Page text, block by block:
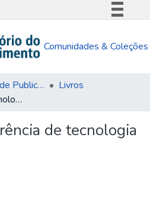
Comunica BR
Acesso à informação
Comunidades & Coleções
Navegar por Tipo de Publicação
Livros
A Transferência de tecnologia no Brasil
de tecnologia